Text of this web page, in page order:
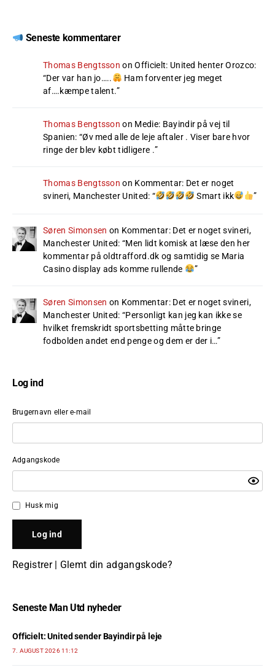
Seneste kommentarer
Thomas Bengtsson onOfficielt: United henter Orozco:
“Der var han jo…..
Ham forventer jeg meget
af….kæmpe talent.”
Thomas Bengtsson on Medie: Bayindir på vej til
Spanien: “Øv med alle de leje aftaler . Viser bare hvor
ringe der blev købt tidligere .”
Thomas Bengtsson on Kommentar: Det er noget
svineri, Manchester United: “ Smart ikk ”
Søren Simonsen on Kommentar: Det er noget svineri,
Manchester United: “Men lidt komisk at læse den her
kommentar på oldtrafford.dk og samtidig se Maria
Casino display ads komme rullende
”
Søren Simonsen on Kommentar: Det er noget svineri,
Manchester United: “Personligt kan jeg kan ikke se
hvilket fremskridt sportsbetting måtte bringe
fodbolden andet end penge og dem er der i…”
Log ind
Brugernavn eller e-mail
Adgangskode
Husk mig
Registrer| Glemt din adgangskode?
Seneste Man Utd nyheder
Officielt: United sender Bayindir på leje
7. AUGUST 2026 11:12